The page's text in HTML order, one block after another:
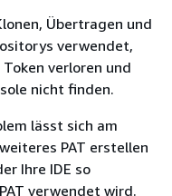
Übertragen und
verwendet,
verloren und
nicht finden.
lässt sich am
PAT erstellen
Ihre IDE so
verwendet wird.